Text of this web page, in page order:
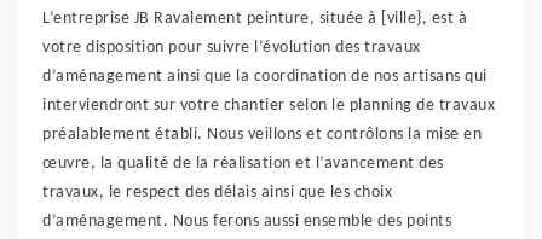
L’entreprise JB Ravalement peinture, située à [ville}, est à
votre disposition pour suivre l’évolution des travaux
d’aménagement ainsi que la coordination de nos artisans qui
interviendront sur votre chantier selon le planning de travaux
préalablement établi. Nous veillons et contrôlons la mise en
œuvre, la qualité de la réalisation et l’avancement des
travaux, le respect des délais ainsi que les choix
d’aménagement. Nous ferons aussi ensemble des points